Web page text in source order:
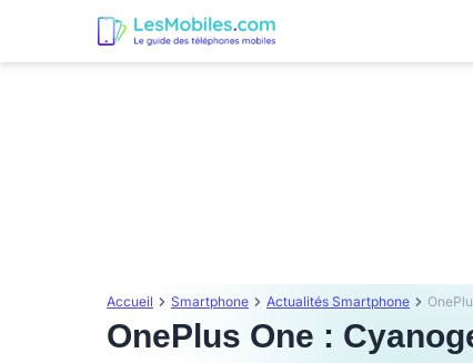
Accueil Smartphone Actualités Smartphone
OnePlus One :